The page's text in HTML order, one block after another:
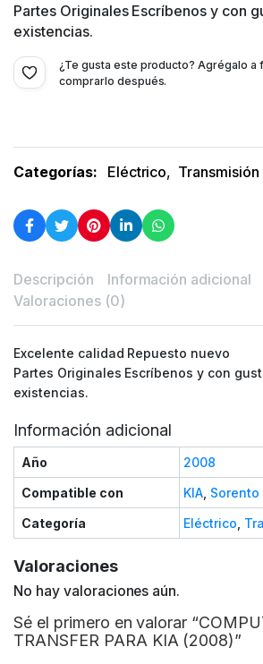
Partes Originales Escríbenos y con
existencias.
¿Te gusta este producto? Agrégalo a
comprarlo después.
Categorías: Eléctrico, Transmisión
Descripción
Información adicional
Valoraciones (0)
Excelente calidad Repuesto nuevo
Partes Originales Escríbenos y con
existencias.
Información adicional
Año
2008
Compatible con
KIA, Sorento
Categoría
Eléctrico,
Valoraciones
No hay valoraciones aún.
Sé el primero en valorar
TRANSFER PARA KIA (2008)”